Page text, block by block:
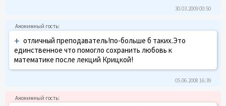
30.03.2009 00:50
+ отличный преподаватель!по-больше б таких.Это
единственное что помогло сохранить любовь к
математике после лекций Крицкой!
05.06.2008 16:39